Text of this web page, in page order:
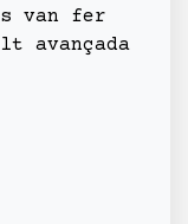
van fer
avançada